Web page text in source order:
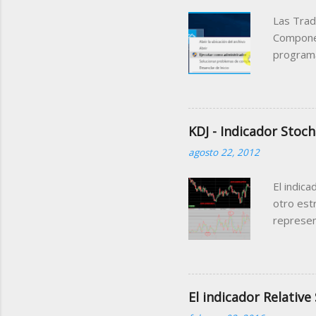
Las
El
través
KDJ - Indicador
agosto 22, 2012
El
otro
debajo
El indicador